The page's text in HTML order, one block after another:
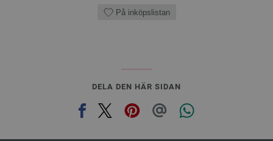
På inköpslistan
DELA DEN HÄR SIDAN